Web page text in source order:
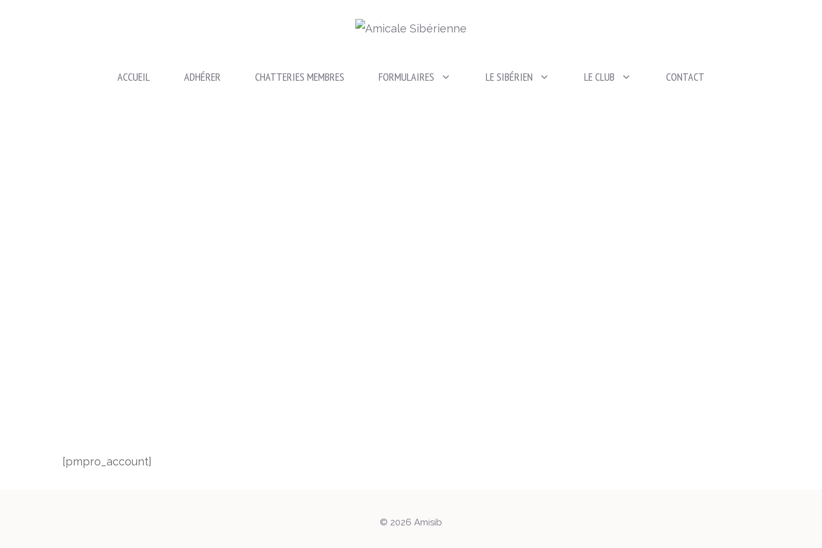
ACCUEIL ADHÉRER CHATTERIES MEMBRES FORMULAIRES LE SIBÉRIEN LE CLUB CONTACT
[pmpro_account]
© 2026 Amisib